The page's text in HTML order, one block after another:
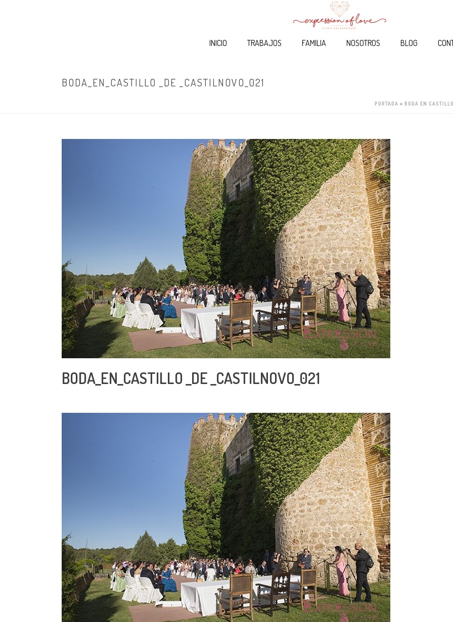
INICIO TRABAJOS FAMILIA NOSOTROS BLOG
BODA_EN_CASTILLO _DE _CASTILNOVO_021
PORTADA » BODA EN
BODA_EN_CASTILLO _DE _CASTILNOVO_021